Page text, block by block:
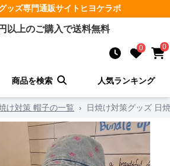
ッズ専門通販サイト ヒヨケラボ
以上のご購入で送料無料
0 0
商品を検索 人気ランキング
け対策 帽子の一覧 › 日焼け対策グッズ 日